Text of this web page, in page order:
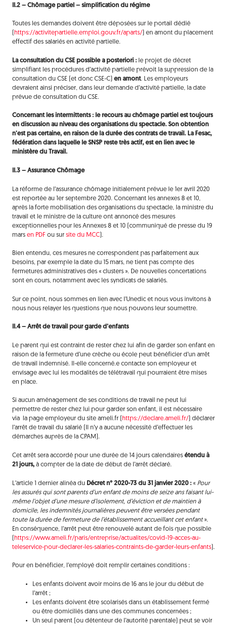
II.2 – Chômage partiel – simplification du régime
Toutes les demandes doivent être déposées sur le portail dédié
https://activitepartielle.emploi.gouv.fr/aparts/ ) en amont du placement
effectif des salariés en activité partielle.
La consultation du CSE possible a posteriori : le projet de décret
simplifiant les procédures d’activité partielle prévoit la suppression de la
consultation du CSE (et donc CSE-C) en amont. Les employeurs
devraient ainsi préciser, dans leur demande d’activité partielle, la date
prévue de consultation du CSE.
Concernant les intermittents : le recours au chômage partiel est toujours
en discussion au niveau des organisations du spectacle. Son obtention
n’est pas certaine, en raison de la durée des contrats de travail. La Fesac,
fédération dans laquelle le SNSP reste très actif, est en lien avec le
ministère du Travail.
II.3 – Assurance Chômage
La réforme de l’assurance chômage initialement prévue le 1er avril 2020
est reportée au 1er septembre 2020. Concernant les annexes 8 et 10,
après la forte mobilisation des organisations du spectacle, la ministre du
travail et le ministre de la culture ont annoncé des mesures
exceptionnelles pour les Annexes 8 et 10 (communiqué de presse du 19
mars en PDF ou sur site du MCC).
Bien entendu, ces mesures ne correspondent pas parfaitement aux
besoins, par exemple la date du 15 mars, ne tient pas compte des
fermetures administratives des « clusters ». De nouvelles concertations
sont en cours, notamment avec les syndicats de salariés.
Sur ce point, nous sommes en lien avec l’Unedic et nous vous invitons à
nous nous relayer les questions que nous pouvons leur soumettre.
II.4 – Arrêt de travail pour garde d’enfants
Le parent qui est contraint de rester chez lui afin de garder son enfant en
raison de la fermeture d’une crèche ou école peut bénéficier d’un arrêt
de travail indemnisé. Il-elle concerné.e contacte son employeur et
envisage avec lui les modalités de télétravail qui pourraient être mises
en place.
Si aucun aménagement de ses conditions de travail ne peut lui
permettre de rester chez lui pour garder son enfant, il est nécessaire
via la page employeur du site ameli.fr ( https://declare.ameli.fr/ ) déclarer
l’arrêt de travail du salarié (Il n’y a aucune nécessité d’effectuer les
démarches auprès de la CPAM).
Cet arrêt sera accordé pour une durée de 14 jours calendaires étendu à
21 jours, à compter de la date de début de l’arrêt déclaré.
L’article 1 dernier alinéa du Décret n° 2020-73 du 31 janvier 2020 :« Pour
les assurés qui sont parents d’un enfant de moins de seize ans faisant lui-
même l’objet d’une mesure d’isolement, d’éviction et de maintien à
domicile, les indemnités journalières peuvent être versées pendant
toute la durée de fermeture de l’établissement accueillant cet enfant».
En conséquence, l’arrêt peut être renouvelé autant de fois que possible
https://www.ameli.fr/paris/entreprise/actualites/covid-19-acces-au-
teleservice-pour-declarer-les-salaries-contraints-de-garder-leurs-enfants).
Pour en bénéficier, l’employé doit remplir certaines conditions :
Les enfants doivent avoir moins de 16 ans le jour du début de
l’arrêt ;
Les enfants doivent être scolarisés dans un établissement fermé
ou être domiciliés dans une des communes concernées ;
Un seul parent (ou détenteur de l’autorité parentale) peut se voir